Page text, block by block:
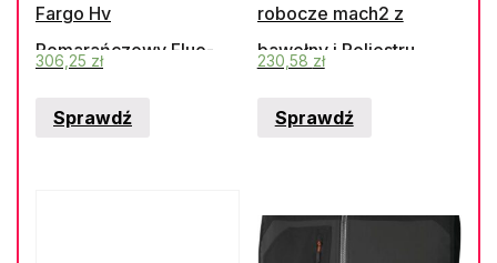
Fargo Hv
Pomarańczowy Fluo-
(Fargohvor3X)
306,25 zł
Sprawdź
robocze mach2 z
bawełny i Poliestru
szary rozmiar L
230,58 zł
Sprawdź